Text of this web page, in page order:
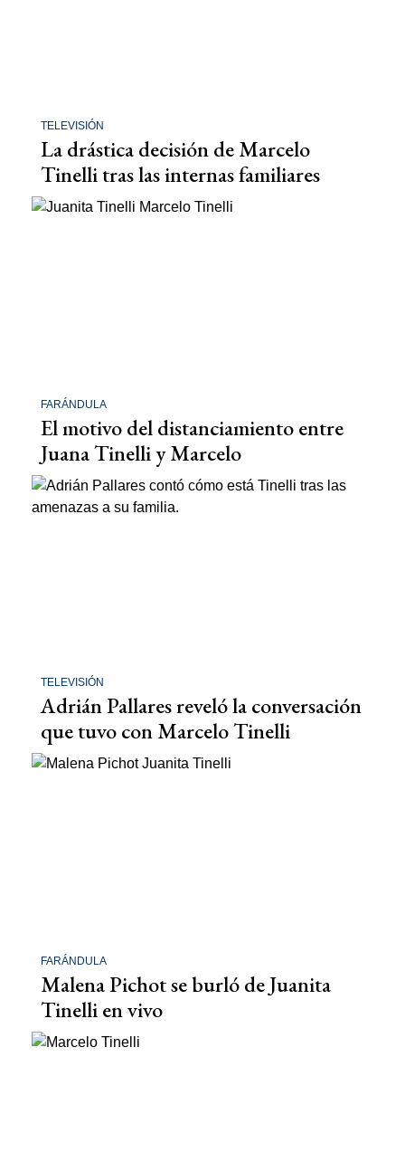
TELEVISIÓN
La drástica decisión de Marcelo
Tinelli tras las internas familiares
FARÁNDULA
El motivo del distanciamiento entre
Juana Tinelli y Marcelo
TELEVISIÓN
Adrián Pallares reveló la conversación
que tuvo con Marcelo Tinelli
FARÁNDULA
Malena Pichot se burló de Juanita
Tinelli en vivo